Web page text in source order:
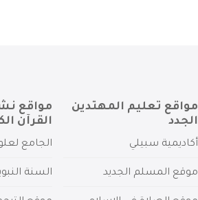
مواقع تعليم المهتدين
الجدد
أكاديمية سبيلي
موقع المسلم الجديد
مواقع
القرآن
الجامع
السنة